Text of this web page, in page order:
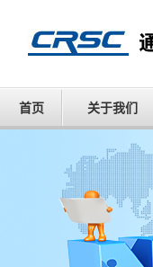
首页 关于我们